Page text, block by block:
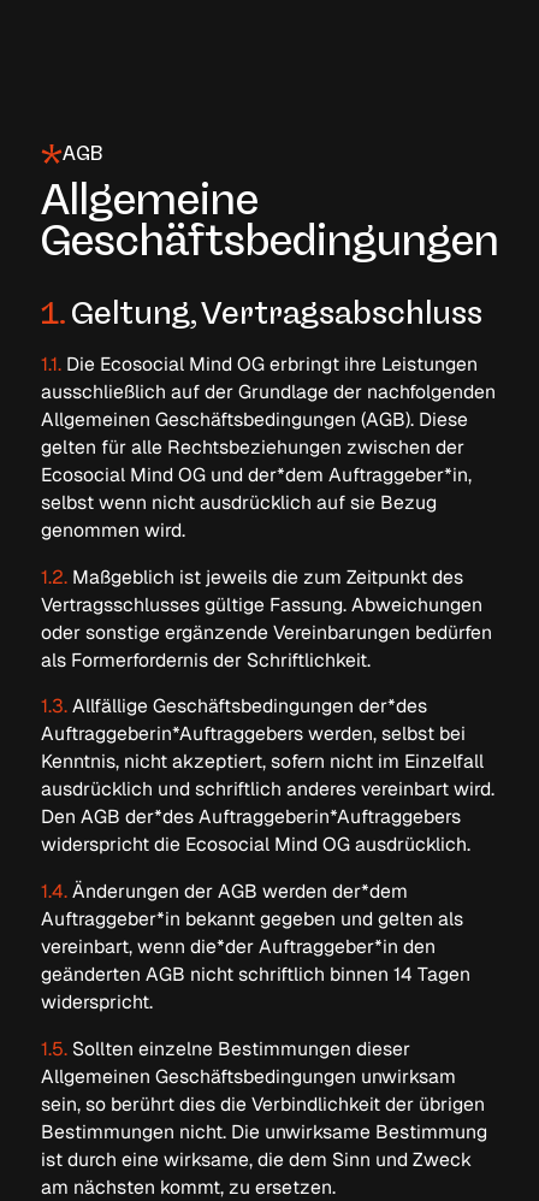
AGB
Allgemeine
Geschäftsbedingungen
1.Geltung, Vertragsabschluss
1.1.Die Ecosocial Mind OG erbringt ihre Leistungen
ausschließlich auf der Grundlage der nachfolgenden
Allgemeinen Geschäftsbedingungen (AGB). Diese
gelten für alle Rechtsbeziehungen zwischen der
Ecosocial Mind OG und der*dem Auftraggeber*in,
selbst wenn nicht ausdrücklich auf sie Bezug
genommen wird.
1.2.Maßgeblich ist jeweils die zum Zeitpunkt des
Vertragsschlusses gültige Fassung. Abweichungen
oder sonstige ergänzende Vereinbarungen bedürfen
als Formerfordernis der Schriftlichkeit.
1.3.Allfällige Geschäftsbedingungen der*des
Auftraggeberin*Auftraggebers werden, selbst bei
Kenntnis, nicht akzeptiert, sofern nicht im Einzelfall
ausdrücklich und schriftlich anderes vereinbart wird.
Den AGB der*des Auftraggeberin*Auftraggebers
widerspricht die Ecosocial Mind OG ausdrücklich.
1.4.Änderungen der AGB werden der*dem
Auftraggeber*in bekannt gegeben und gelten als
vereinbart, wenn die*der Auftraggeber*in den
geänderten AGB nicht schriftlich binnen 14 Tagen
widerspricht.
1.5.Sollten einzelne Bestimmungen dieser
Allgemeinen Geschäftsbedingungen unwirksam
sein, so berührt dies die Verbindlichkeit der übrigen
Bestimmungen nicht. Die unwirksame Bestimmung
ist durch eine wirksame, die dem Sinn und Zweck
am nächsten kommt, zu ersetzen.